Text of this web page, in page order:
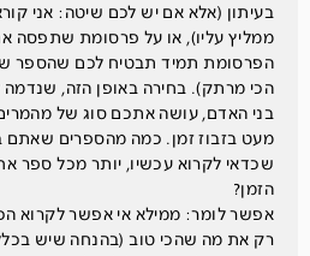
בעיתון (אלא אם יש לכם שיטה: אני
ממליץ עליו), או על פרסומת שתפסה את
הפרסומת תמיד תבטיח לכם שהספר
הכי מרתק). בחירה באופן הזה, שנדמה
בני האדם, עושה אתכם סוג של
מעט בזבוז זמן. כמה מהספרים שאתם
שכדאי לקרוא עכשיו, יותר מכל ספר
הזמן?
אפשר לומר: ממילא אי אפשר לקרוא
רק את מה שהכי טוב (בהנחה שיש